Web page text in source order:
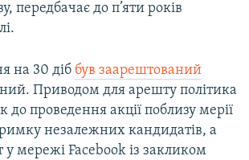
передбачає до п’яти років
на 30 діб був заарештований
Приводом для арешту політика
до проведення акції поблизу мерії
незалежних кандидатів, а
у мережі Facebook із закликом